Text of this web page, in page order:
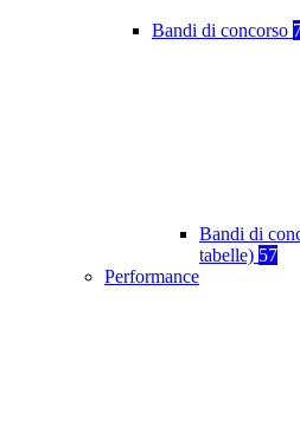
Bandi di concorso
Bandi di
tabelle) 57
Performance